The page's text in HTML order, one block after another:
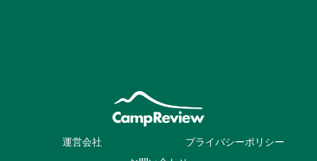
運営会社
プライバシーポリシー